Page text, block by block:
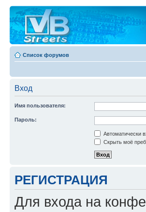
Список форумов
Вход
Имя пользователя:
Пароль:
Автоматически
Скрыть моё
РЕГИСТРАЦИЯ
Для входа на